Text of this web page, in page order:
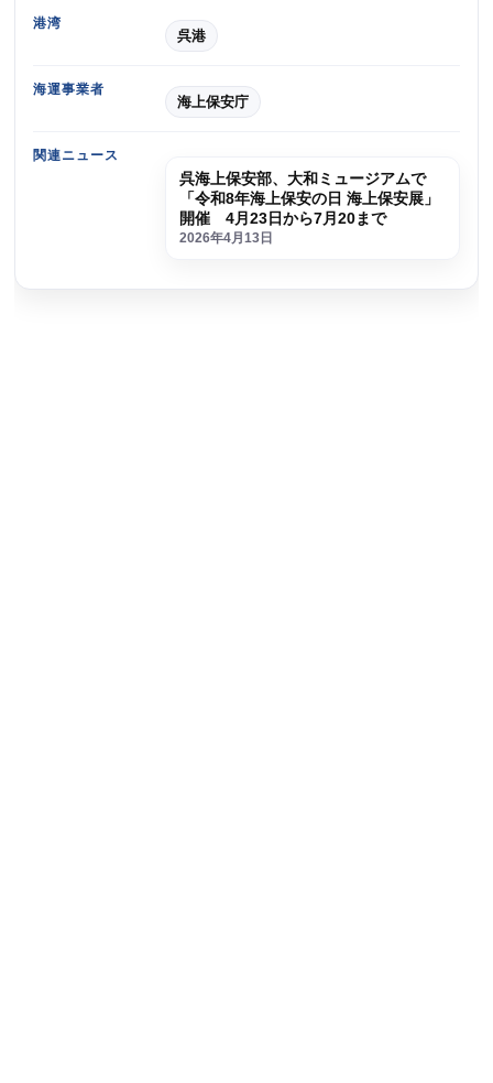
港湾
呉港
海運事業者
海上保安庁
関連ニュース
呉海上保安部、大和ミュージアムで
「令和8年海上保安の日 海上保安展」
開催 4月23日から7月20まで
2026年4月13日